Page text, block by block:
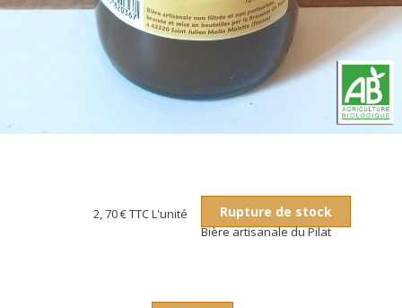
2, 70 €TTC L'unité Rupture de stock
Bière artisanale du Pilat